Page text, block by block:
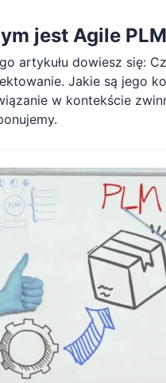
jest Agile
artykułu dowiesz się:
Jakie są jego
w kontekście